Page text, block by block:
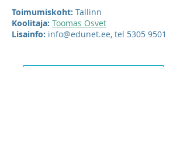
Toimumiskoht: Tallinn
Koolitaja: Toomas Osvet
Lisainfo: info@edunet.ee, tel 5305 9501